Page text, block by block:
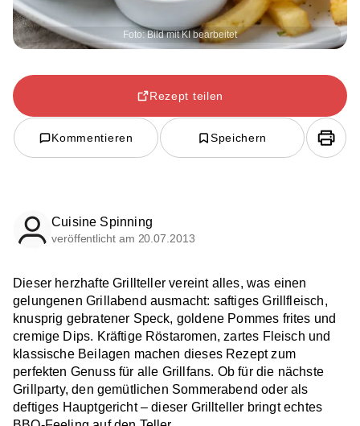
Foto: Bild mit KI bearbeitet
Rezept teilen
Kommentieren Speichern
Cuisine Spinning
veröffentlicht am 20.07.2013
Dieser herzhafte Grillteller vereint alles, was einen
gelungenen Grillabend ausmacht: saftiges Grillfleisch,
knusprig gebratener Speck, goldene Pommes frites und
cremige Dips. Kräftige Röstaromen, zartes Fleisch und
klassische Beilagen machen dieses Rezept zum
perfekten Genuss für alle Grillfans. Ob für die nächste
Grillparty, den gemütlichen Sommerabend oder als
deftiges Hauptgericht – dieser Grillteller bringt echtes